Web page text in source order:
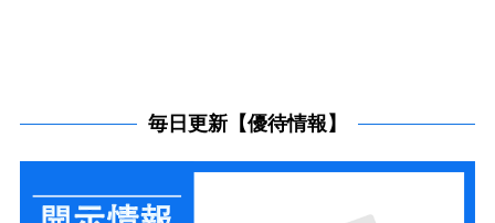
毎日更新【優待情報】